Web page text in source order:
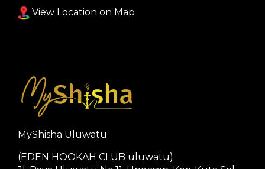
View Location on Map
MyShisha Uluwatu
(EDEN HOOKAH CLUB uluwatu)